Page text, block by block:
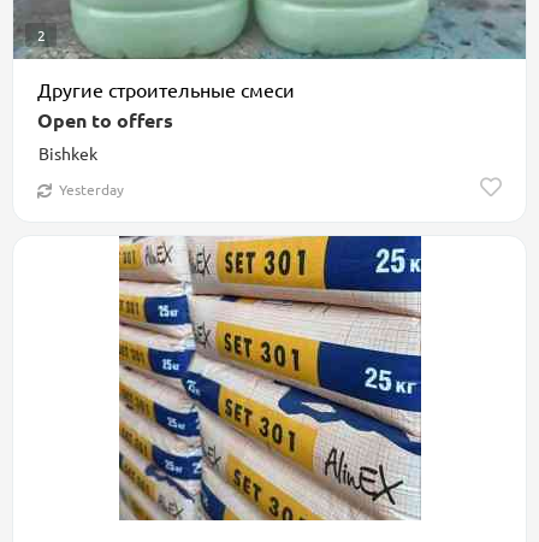
2
Другие строительные смеси
Bishkek
Open to offers
Yesterday